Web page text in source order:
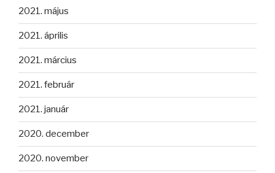
2021. május
2021. április
2021. március
2021. február
2021. január
2020. december
2020. november